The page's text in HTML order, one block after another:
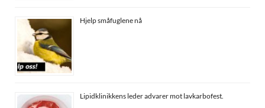
Hjelp småfuglene nå
Lipidklinikkens leder advarer mot lavkarbofest.